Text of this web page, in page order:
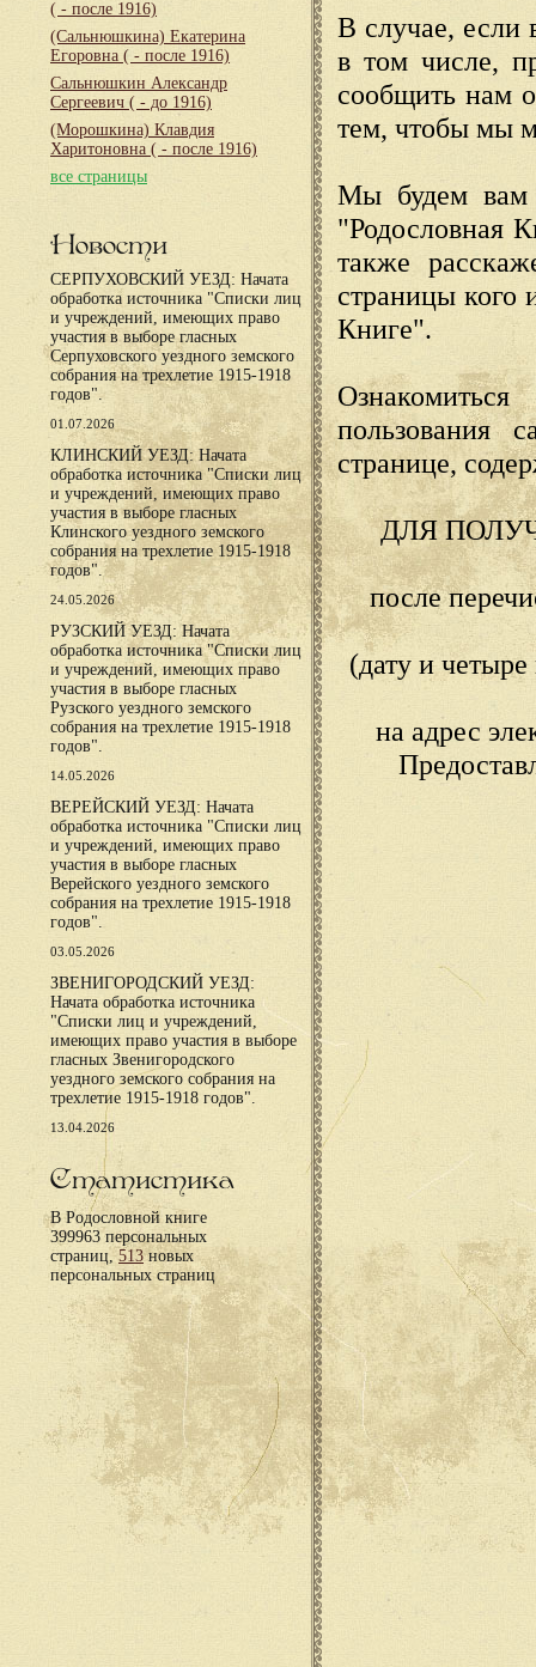
( - после 1916)
(Сальнюшкина) Екатерина
Егоровна ( - после 1916)
Сальнюшкин Александр
Сергеевич ( - до 1916)
(Морошкина) Клавдия
Харитоновна ( - после 1916)
все страницы
Новости
СЕРПУХОВСКИЙ УЕЗД: Начата
обработка источника "Списки лиц
и учреждений, имеющих право
участия в выборе гласных
Серпуховского уездного земского
собрания на трехлетие 1915-1918
годов".
01.07.2026
КЛИНСКИЙ УЕЗД: Начата
обработка источника "Списки лиц
и учреждений, имеющих право
участия в выборе гласных
Клинского уездного земского
собрания на трехлетие 1915-1918
годов".
24.05.2026
РУЗСКИЙ УЕЗД: Начата
обработка источника "Списки лиц
и учреждений, имеющих право
участия в выборе гласных
Рузского уездного земского
собрания на трехлетие 1915-1918
годов".
14.05.2026
ВЕРЕЙСКИЙ УЕЗД: Начата
обработка источника "Списки лиц
и учреждений, имеющих право
участия в выборе гласных
Верейского уездного земского
собрания на трехлетие 1915-1918
годов".
03.05.2026
ЗВЕНИГОРОДСКИЙ УЕЗД:
Начата обработка источника
"Списки лиц и учреждений,
имеющих право участия в выборе
гласных Звенигородского
уездного земского собрания на
трехлетие 1915-1918 годов".
13.04.2026
Статистика
В Родословной книге
399963 персональных
страниц,513новых
персональных страниц
В случае, если
в том числе,
сообщить нам
тем, чтобы мы
Мы будем вам
"Родословная
также
страницы кого
Книге".
пользования
странице,
ДЛЯ
после
(дату и
на адрес